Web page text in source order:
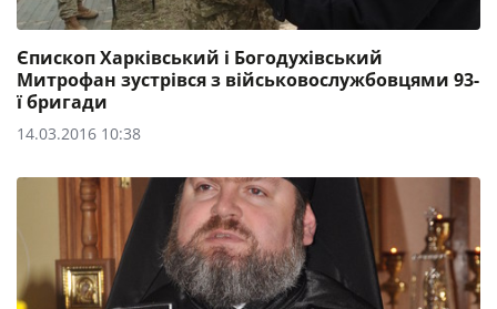
Єпископ Харківський і Богодухівський
Митрофан зустрівся з військовослужбовцями 93-
ї бригади
14.03.2016 10:38